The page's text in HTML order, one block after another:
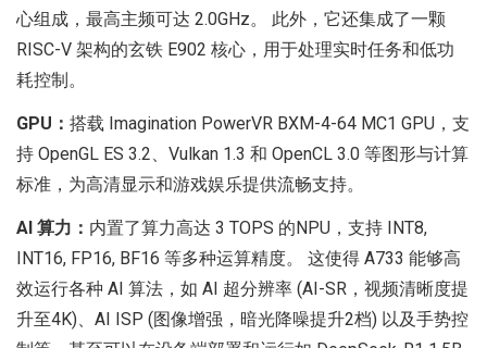
心组成，最高主频可达 2.0GHz。 此外，它还集成了一颗
RISC-V 架构的玄铁 E902 核心，用于处理实时任务和低功
耗控制。
GPU： 搭载 Imagination PowerVR BXM-4-64 MC1 GPU，支
持 OpenGL ES 3.2、Vulkan 1.3 和 OpenCL 3.0 等图形与计算
标准，为高清显示和游戏娱乐提供流畅支持。
AI 算力： 内置了算力高达 3 TOPS 的NPU，支持 INT8,
INT16, FP16, BF16 等多种运算精度。 这使得 A733 能够高
效运行各种 AI 算法，如 AI 超分辨率 (AI-SR，视频清晰度提
升至4K)、AI ISP (图像增强，暗光降噪提升2档) 以及手势控